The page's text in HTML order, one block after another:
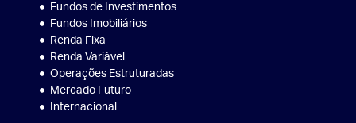
Fundos de Investimentos
Fundos Imobiliários
Renda Fixa
Renda Variável
Operações Estruturadas
Mercado Futuro
Internacional